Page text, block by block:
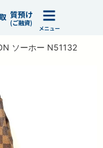
質預け
(ご融資)
メニュー
ソーホー N51132